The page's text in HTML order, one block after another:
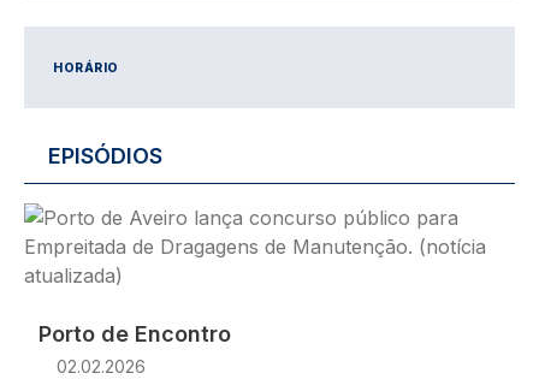
HORÁRIO
EPISÓDIOS
Imagem
Porto de Encontro
02.02.2026